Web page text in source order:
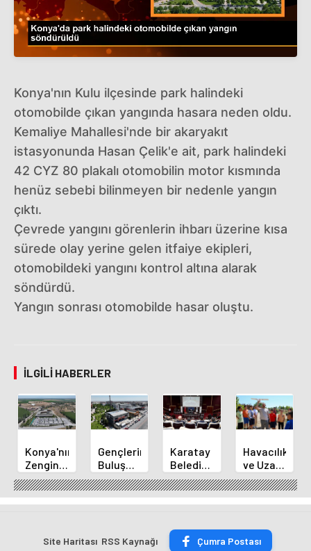
Konya'nın Kulu ilçesinde park halindeki
otomobilde çıkan yangında hasara neden oldu.
Kemaliye Mahallesi'nde bir akaryakıt
istasyonunda Hasan Çelik'e ait, park halindeki
42 CYZ 80 plakalı otomobilin motor kısmında
henüz sebebi bilinmeyen bir nedenle yangın
çıktı.
Çevrede yangını görenlerin ihbarı üzerine kısa
sürede olay yerine gelen itfaiye ekipleri,
otomobildeki yangını kontrol altına alarak
söndürdü.
Yangın sonrası otomobilde hasar oluştu.
İLGILI HABERLER
Konya'nın
Zengin
Mutfağı
GastroFest'te
Tanıtılacak
Gençlerin
Buluşma
Noktası
Talha
Bayrakçı
Yükseliyor
Karatay
Belediye
Başkanı
Kılca
Yeni
Açıkladı
Havacılık
ve Uzay
Yaz
Kursu
Başladı
Site Haritası RSS Kaynağı
Çumra Postası